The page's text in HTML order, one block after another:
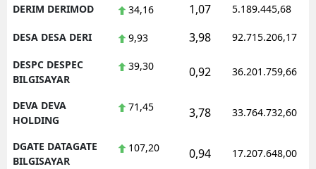
DERIM DERIMOD 34,16 1,07 5.189.445,68
DESA DESA DERI 9,93 3,98 92.715.206,17
DESPC DESPEC
BILGISAYAR
39,30 0,92 36.201.759,66
DEVA DEVA
HOLDING
71,45 3,78 33.764.732,60
DGATE DATAGATE
BILGISAYAR
107,20 0,94 17.207.648,00